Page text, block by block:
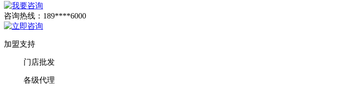
咨询热线： 189****6000
加盟支持
门店批发
各级代理